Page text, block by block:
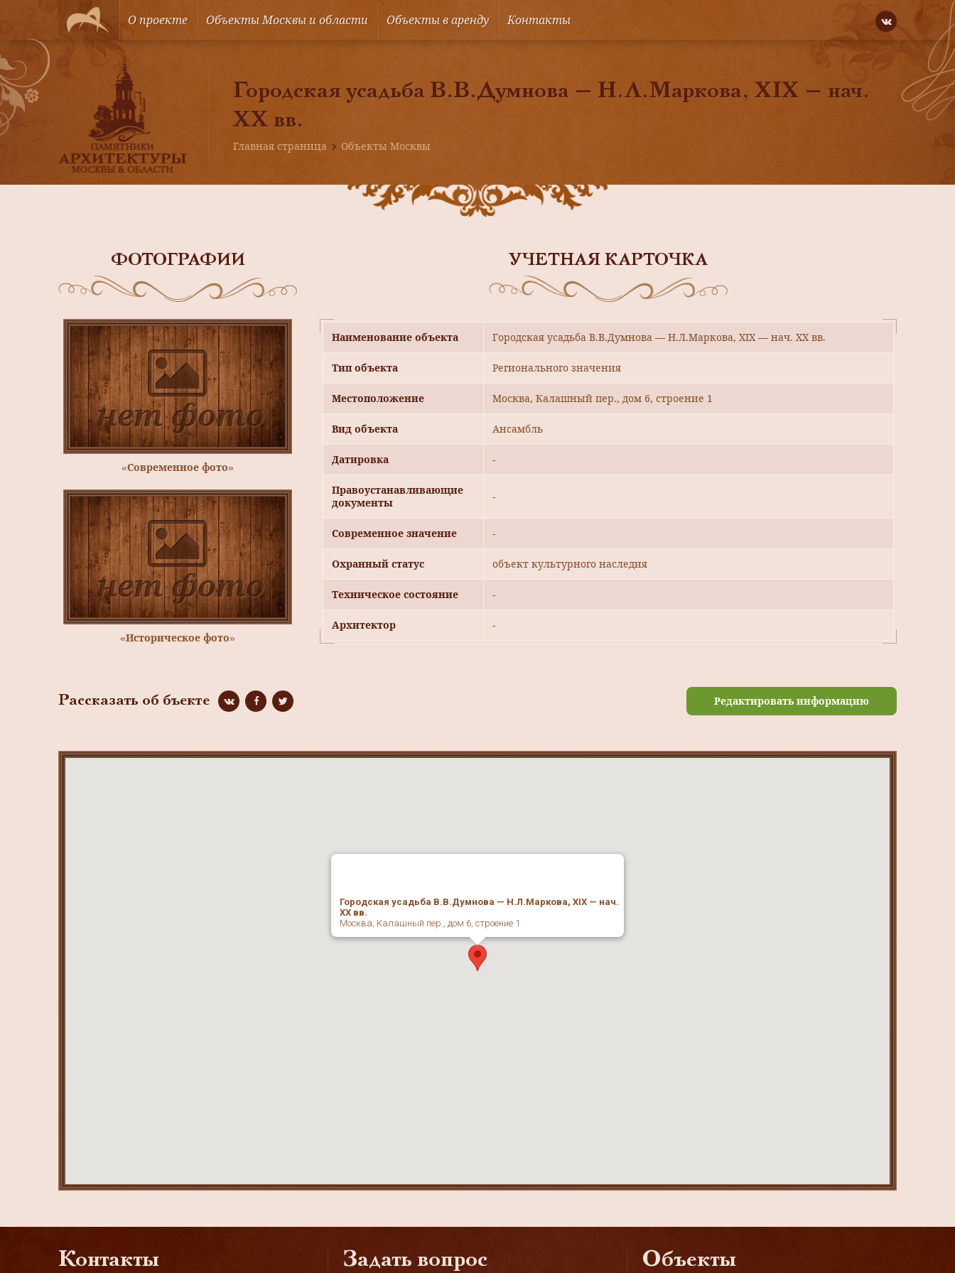
О проекте Объекты Москвы и области Объекты в аренду Контакты
Городская усадьба В.В.Думнова — Н.Л.Маркова, XIX — нач.
XX вв.
Главная страница Объекты Москвы
ФОТОГРАФИИ
«Современное фото»
«Историческое фото»
УЧЕТНАЯ КАРТОЧКА
Наименование объекта Городская усадьба В.В.Думнова — Н.Л.Маркова, XIX — нач. XX вв.
Тип объекта Регионального значения
Местоположение Москва, Калашный пер., дом 6, строение 1
Вид объекта Ансамбль
Датировка -
Правоустанавливающие
документы
-
Современное значение -
Охранный статус объект культурного наследия
Техническое состояние -
Архитектор -
Рассказать об бъекте Редактировать информацию
Городская усадьба В.В.Думнова — Н.Л.Маркова, XIX — нач.
XX вв.
Москва, Калашный пер., дом 6, строение 1
Контакты Задать вопрос Объекты